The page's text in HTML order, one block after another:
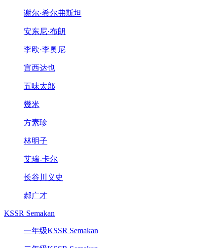
谢尔·希尔弗斯坦
安东尼·布朗
李欧·李奥尼
宫西达也
五味太郎
幾米
方素珍
林明子
艾瑞-卡尔
长谷川义史
郝广才
KSSR Semakan
一年级KSSR Semakan